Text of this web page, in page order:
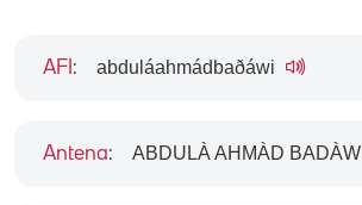
AFI : abduláahmádbaðáwi
Antena: ABDULÀ AHMÀD BADÀWI